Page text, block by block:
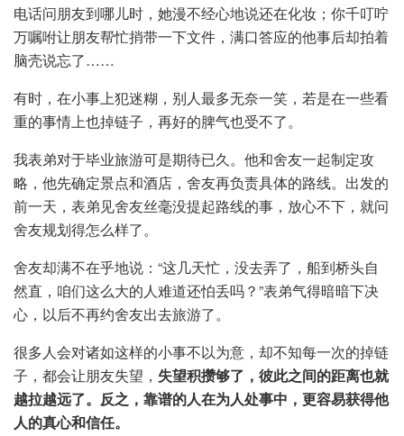
电话问朋友到哪儿时，她漫不经心地说还在化妆；你千叮咛
万嘱咐让朋友帮忙捎带一下文件，满口答应的他事后却拍着
脑壳说忘了……
有时，在小事上犯迷糊，别人最多无奈一笑，若是在一些看
重的事情上也掉链子，再好的脾气也受不了。
我表弟对于毕业旅游可是期待已久。他和舍友一起制定攻
略，他先确定景点和酒店，舍友再负责具体的路线。出发的
前一天，表弟见舍友丝毫没提起路线的事，放心不下，就问
舍友规划得怎么样了。
舍友却满不在乎地说：“这几天忙，没去弄了，船到桥头自
然直，咱们这么大的人难道还怕丢吗？”表弟气得暗暗下决
心，以后不再约舍友出去旅游了。
很多人会对诸如这样的小事不以为意，却不知每一次的掉链
子，都会让朋友失望， 失望积攒够了，彼此之间的距离也就
越拉越远了。反之，靠谱的人在为人处事中，更容易获得他
人的真心和信任。